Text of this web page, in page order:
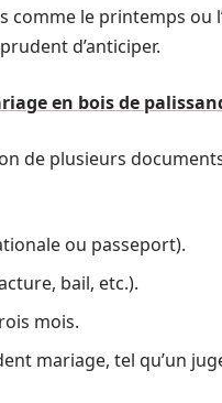
le printemps ou
d’anticiper.
en bois de
de plusieurs
ou passeport).
bail, etc.).
mois.
mariage, tel qu’un